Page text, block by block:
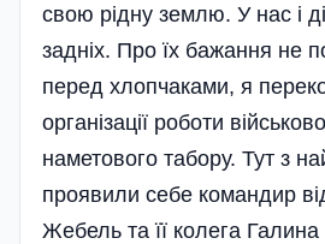
свою рідну землю. У нас і
задніх. Про їх бажання не
перед хлоп­чаками, я
організації роботи
наме­тового табору. Тут з
проявили себе командир
Жебель та її колега Галин­а